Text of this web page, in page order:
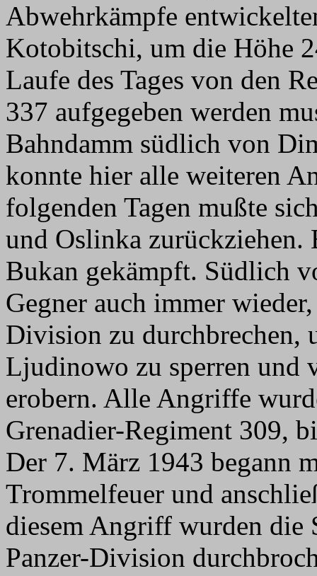
Abwehrkämpfe
Kotobitschi, um die Höhe
Laufe des Tages von den
337 aufgegeben werden
Bahndamm südlich von
konnte hier alle weiteren
folgenden Tagen mußte
und Oslinka
Bukan gekämpft. Südlich
Gegner auch immer
Division zu durchbrechen,
Ljudinowo zu sperren und
erobern. Alle Angriffe
Grenadier-Regiment 309,
Der 7. März 1943 begann
Trommelfeuer und
diesem Angriff wurden die
Panzer-Division